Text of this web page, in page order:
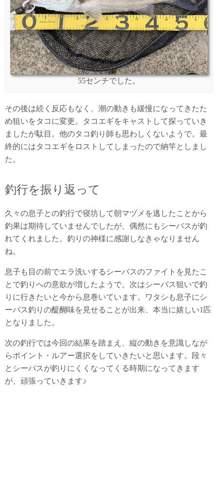
55センチでした。
その後は続く反応もなく、潮の動きも緩慢になってきたた
め狙いをタコに変更。タコエギをキャストして探っていき
ましたが駄目。他のタコ釣り師も思わしくないようで。最
終的にはタコエギをロストしてしまったので納竿としまし
た。
釣行を振り返って
久々の息子との釣行で寝坊して朝マヅメを逃したことから
釣果は期待していませんでしたが、偶然にもシーバスが釣
れてくれました。釣りの神様に感謝しなきゃなりません
ね。
息子も目の前でエラ洗いするシーバスのファイトを見たこ
とで釣りへの意欲が増したようで。次はシーバス狙いで釣
りに行きたいと今から息巻いています。ワタシも息子にシ
ーバス釣りの醍醐味を見せることが出来、本当に嬉しい1匹
となりました。
次の釣行では今回の結果を踏まえ、縦の動きを意識しなが
らポイント・ルアー選択をしていきたいと思います。段々
とシーバスが釣りにくくなってくる時期になってきます
が、頑張っていきます♪